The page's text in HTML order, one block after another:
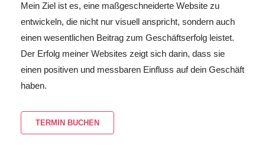
Mein Ziel ist es, eine maßgeschneiderte Website zu
entwickeln, die nicht nur visuell anspricht, sondern auch
einen wesentlichen Beitrag zum Geschäftserfolg leistet.
Der Erfolg meiner Websites zeigt sich darin, dass sie
einen positiven und messbaren Einfluss auf dein Geschäft
haben.
TERMIN BUCHEN